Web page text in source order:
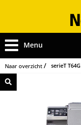
Menu
Naar overzicht serieT T64G